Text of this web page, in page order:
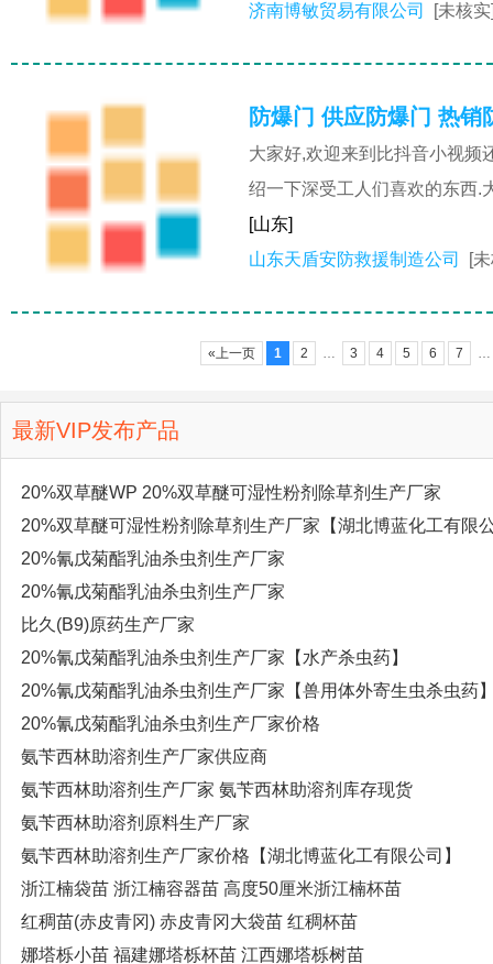
济南博敏贸易有限公司
[未核
防爆门 供应防爆门 热销
大家好,欢迎来到比抖音小视频
绍一下深受工人们喜欢的东西.
[山东]
山东天盾安防救援制造公司
[
«上一页 1 2 … 3 4 5 6 7
最新VIP发布产品
20%双草醚WP 20%双草醚可湿性粉剂除草剂生产厂家
20%双草醚可湿性粉剂除草剂生产厂家【湖北博蓝化工有限
20%氰戊菊酯乳油杀虫剂生产厂家
20%氰戊菊酯乳油杀虫剂生产厂家
比久(B9)原药生产厂家
20%氰戊菊酯乳油杀虫剂生产厂家【水产杀虫药】
20%氰戊菊酯乳油杀虫剂生产厂家【兽用体外寄生虫杀虫药
20%氰戊菊酯乳油杀虫剂生产厂家价格
氨苄西林助溶剂生产厂家供应商
氨苄西林助溶剂生产厂家 氨苄西林助溶剂库存现货
氨苄西林助溶剂原料生产厂家
氨苄西林助溶剂生产厂家价格【湖北博蓝化工有限公司】
浙江楠袋苗 浙江楠容器苗 高度50厘米浙江楠杯苗
红稠苗(赤皮青冈) 赤皮青冈大袋苗 红稠杯苗
娜塔栎小苗 福建娜塔栎杯苗 江西娜塔栎树苗